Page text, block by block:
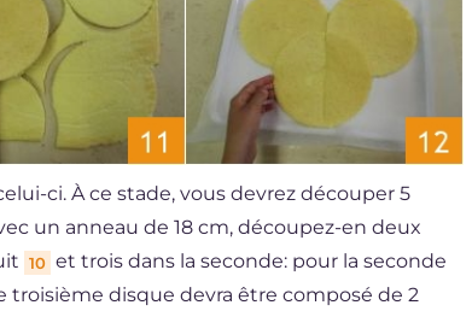
ci. À ce stade, vous devrez découper 5
un anneau de 18 cm, découpez-en deux
10 et trois dans la seconde: pour la seconde
troisième disque devra être composé de 2